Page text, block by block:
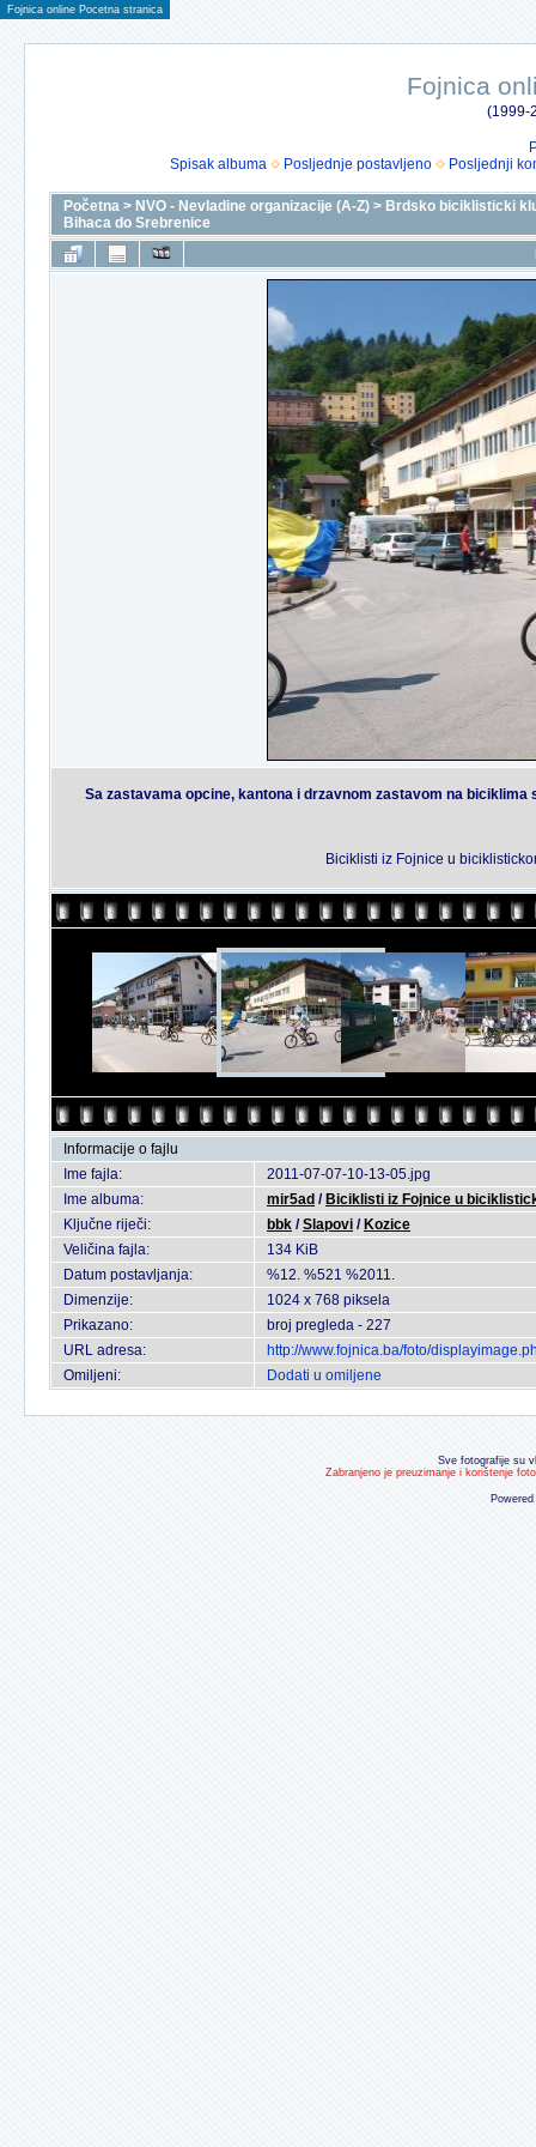
Fojnica online Pocetna stranica
Fojnica
(1999-
Spisak albuma
Posljednje postavljeno Posljednji
Početna > NVO - Nevladine organizacije (A-Z) > Brdsko biciklisticki
Bihaca do Srebrenice
Sa zastavama opcine, kantona i drzavnom zastavom na
Biciklisti iz Fojnice u
Informacije o fajlu
Ime fajla:
2011-07-07-10-13-05.jpg
Ime albuma:
mir5ad / Biciklisti iz Fojnice u
Ključne riječi:
bbk /Slapovi / Kozice
Veličina fajla:
134 KiB
Datum postavljanja:
%12. %521 %2011.
Dimenzije:
1024 x 768 piksela
Prikazano:
broj pregleda - 227
URL adresa:
http://www.fojnica.ba/foto/
Omiljeni:
Dodati u omiljene
Sve fotografije su
Zabranjeno je preuzimanje i korištenje